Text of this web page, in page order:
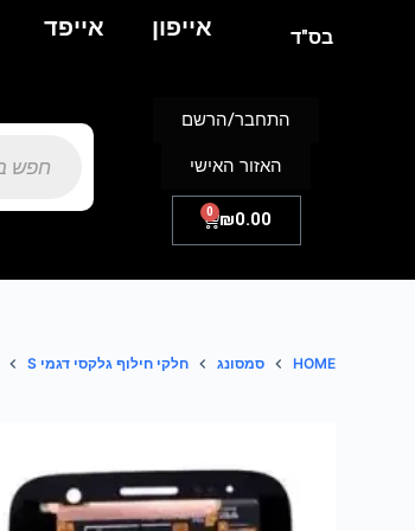
אייפון אייפד בס"ד
₪0.00
0
התחבר/הרשם
האזור האישי
HOME סמסונג חלקי חילוף גלקסי דגמי S